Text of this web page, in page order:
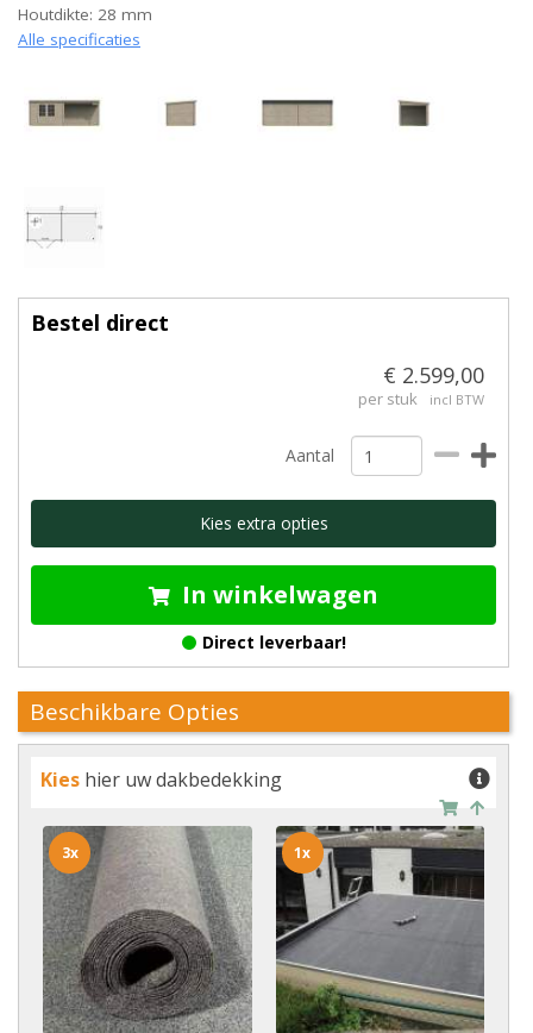
Houtdikte: 28 mm
Alle specificaties
Bestel direct
€ 2.599,00
per stuk incl BTW
Aantal
Kies extra opties
In winkelwagen
Direct leverbaar!
Beschikbare Opties
Kies hier uw dakbedekking
3x 1x